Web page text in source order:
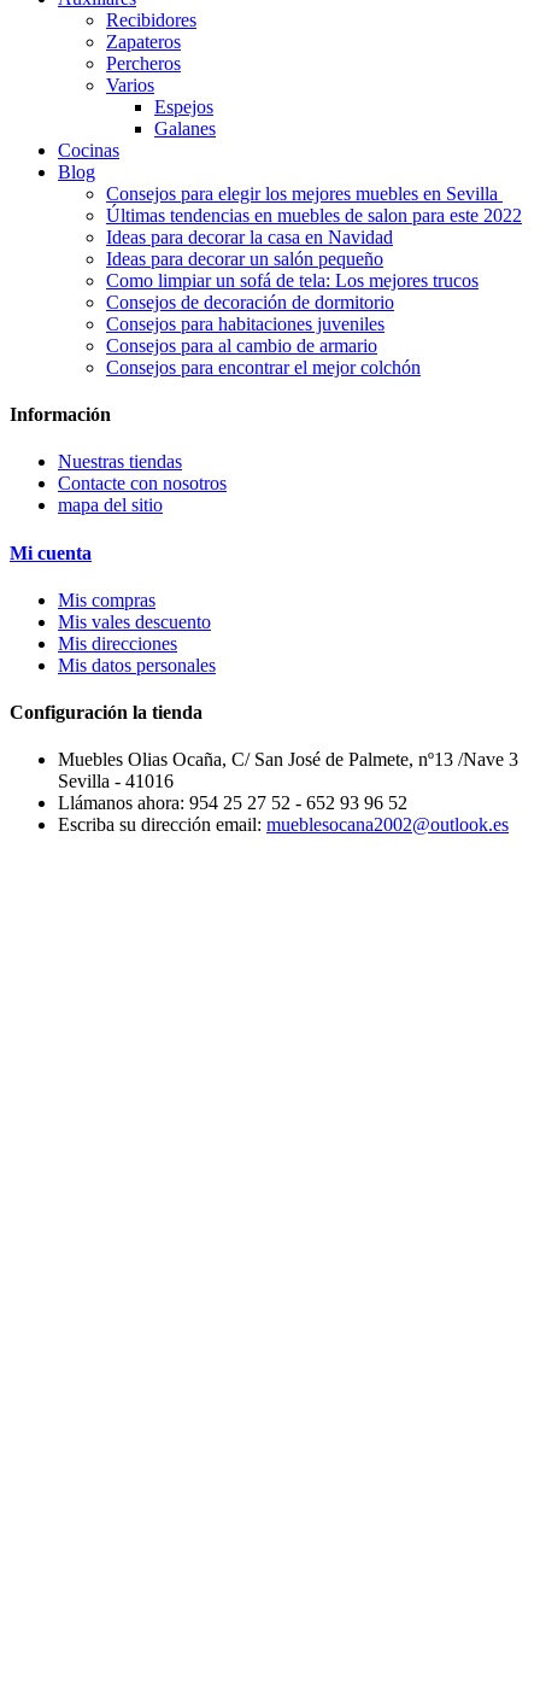
Recibidores
Zapateros
Percheros
Varios
Espejos
Galanes
Cocinas
Blog
Consejos para elegir los mejores muebles en Sevilla
Últimas tendencias en muebles de salon para este 2022
Ideas para decorar la casa en Navidad
Ideas para decorar un salón pequeño
Como limpiar un sofá de tela: Los mejores trucos
Consejos de decoración de dormitorio
Consejos para habitaciones juveniles
Consejos para al cambio de armario
Consejos para encontrar el mejor colchón
Información
Nuestras tiendas
Contacte con nosotros
mapa del sitio
Mi cuenta
Mis compras
Mis vales descuento
Mis direcciones
Mis datos personales
Configuración la tienda
Muebles Olias Ocaña, C/ San José de Palmete, nº13 /Nave 3
Sevilla - 41016
Llámanos ahora: 954 25 27 52 - 652 93 96 52
Escriba su dirección email: mueblesocana2002@outlook.es